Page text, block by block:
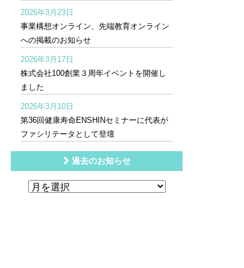
2026年3月23日
事業構想オンライン、先端教育オンライン
への掲載のお知らせ
2026年3月17日
株式会社100創業３周年イベントを開催し
ました
2026年3月10日
第36回健康寿命ENSHINセミナーに代表が
ファシリテータとして登壇
過去のお知らせ